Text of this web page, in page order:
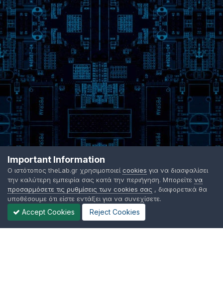
Important Information
Ο ιστότοπος theLab.gr χρησιμοποιεί cookies για να διασφαλίσει
την καλύτερη εμπειρία σας κατά την περιήγηση. Μπορείτε να
προσαρμόσετε τις ρυθμίσεις των cookies σας , διαφορετικά θα
υποθέσουμε ότι είστε εντάξει για να συνεχίσετε.
Accept Cookies Reject Cookies